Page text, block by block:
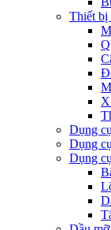
Thiết bị
Dụng
Dụng
Dụng